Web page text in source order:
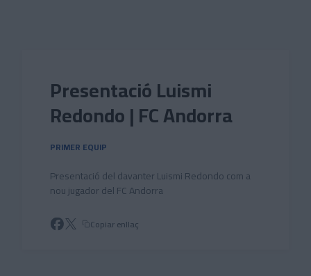
Presentació Luismi
Redondo | FC Andorra
PRIMER EQUIP
Presentació del davanter Luismi Redondo com a
nou jugador del FC Andorra
Copiar enllaç